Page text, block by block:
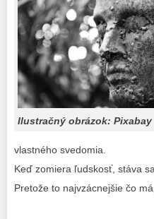
Ilustračný obrázok: Pixabay
vlastného svedomia.
Keď zomiera ľudskosť, stáva
Pretože to najvzácnejšie čo